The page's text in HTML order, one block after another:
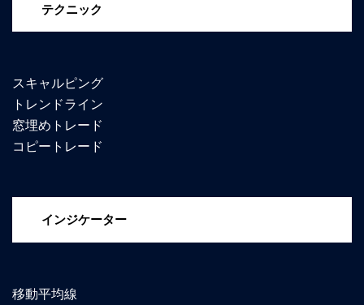
テクニック
スキャルピング
トレンドライン
窓埋めトレード
コピートレード
インジケーター
移動平均線